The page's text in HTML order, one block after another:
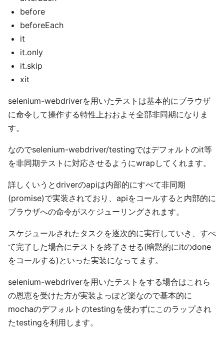
before
beforeEach
it
it.only
it.skip
xit
selenium-webdriverを用いたテストは基本的にブラウザ
に命令して操作する特性上おおよそ全部非同期になりま
す。
なのでselenium-webdriver/testingではデフォルトのit等
を非同期テストに対応させるようにwrapしてくれます。
詳しくいうとdriverのapiは内部的にすべて非同期
(promise)で実装されており、apiをコールすると内部的に
ブラウザへの命令がスケジューリングされます。
スケジュールされたタスクを逐次的に実行していき、すべ
て完了した場合にテストを終了させる(暗黙的にitのdone
をコールする)といった実装になってます。
selenium-webdriverを用いたテストをする場合はこれら
の恩恵を受けた方が実装よっぽど楽なので基本的に
mochaのデフォルトのtestingを使わずにこのラップされ
たtestingを利用します。